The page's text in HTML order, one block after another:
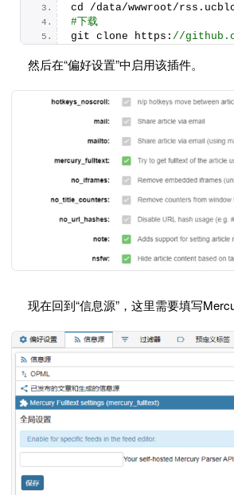
cd /data/wwwroot/rss.
#下载
git clone https: //
然后在“偏好设置”中启用该插件。
现在回到“信息源”，这里需要填写